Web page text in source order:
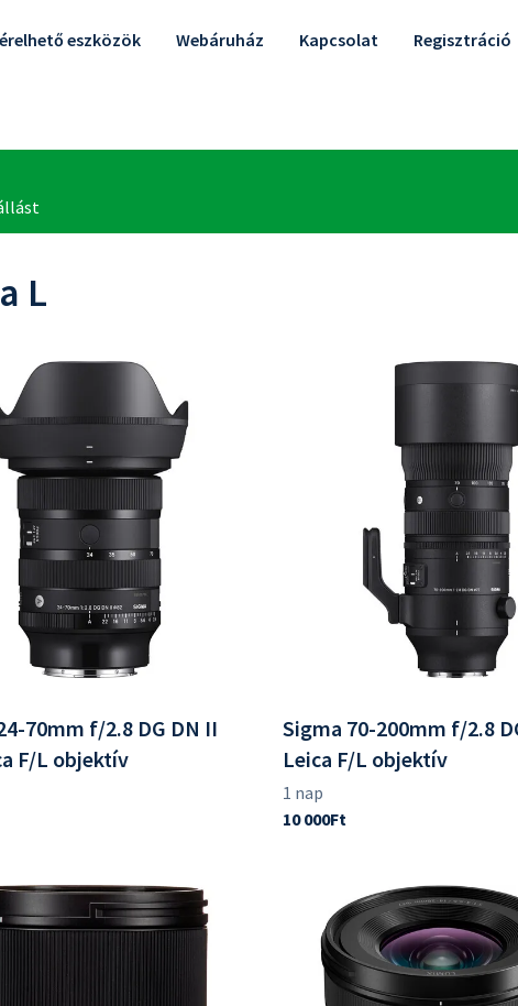
eszközök Webáruház Kapcsolat Regisztráció
L
70mm f/2.8 DG DN II
F/L objektív
Sigma 70-200mm f/2.8
Leica F/L objektív